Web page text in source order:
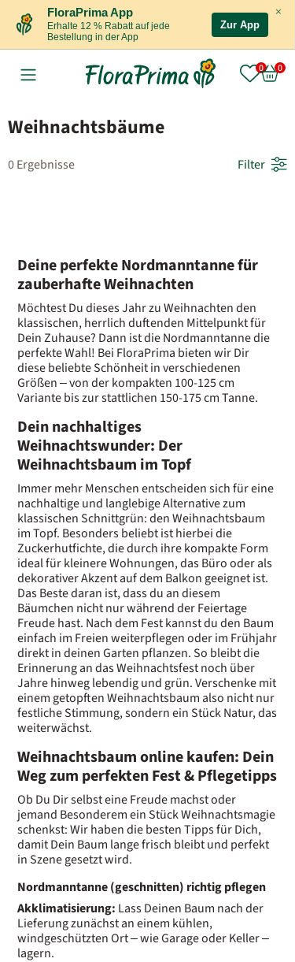
×
FloraPrima App
Erhalte 12 % Rabatt auf jede
Bestellung in der App
Zur App
Weihnachtsbäume
0 Ergebnisse Filter
Deine perfekte Nordmanntanne für
zauberhafte Weihnachten
Möchtest Du dieses Jahr zu Weihnachten den
klassischen, herrlich duftenden Mittelpunkt für
Dein Zuhause? Dann ist die Nordmanntanne die
perfekte Wahl! Bei FloraPrima bieten wir Dir
diese beliebte Schönheit in verschiedenen
Größen – von der kompakten 100-125 cm
Variante bis zur stattlichen 150-175 cm Tanne.
Dein nachhaltiges
Weihnachtswunder: Der
Weihnachtsbaum im Topf
Immer mehr Menschen entscheiden sich für eine
nachhaltige und langlebige Alternative zum
klassischen Schnittgrün: den Weihnachtsbaum
im Topf. Besonders beliebt ist hierbei die
Zuckerhutfichte, die durch ihre kompakte Form
ideal für kleinere Wohnungen, das Büro oder als
dekorativer Akzent auf dem Balkon geeignet ist.
Das Beste daran ist, dass du an diesem
Bäumchen nicht nur während der Feiertage
Freude hast. Nach dem Fest kannst du den Baum
einfach im Freien weiterpflegen oder im Frühjahr
direkt in deinen Garten pflanzen. So bleibt die
Erinnerung an das Weihnachtsfest noch über
Jahre hinweg lebendig und grün. Verschenke mit
einem getopften Weihnachtsbaum also nicht nur
festliche Stimmung, sondern ein Stück Natur, das
weiterwächst.
Weihnachtsbaum online kaufen: Dein
Weg zum perfekten Fest & Pflegetipps
Ob Du Dir selbst eine Freude machst oder
jemand Besonderem ein Stück Weihnachtsmagie
schenkst: Wir haben die besten Tipps für Dich,
damit Dein Baum lange frisch bleibt und perfekt
in Szene gesetzt wird.
Nordmanntanne (geschnitten) richtig pflegen
Akklimatisierung: Lass Deinen Baum nach der
Lieferung zunächst an einem kühlen,
windgeschützten Ort – wie Garage oder Keller –
lagern.